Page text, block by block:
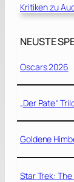
Kritiken zu
NEUSTE
Oscars 2026
„Der Pate“
Goldene
Star Trek: